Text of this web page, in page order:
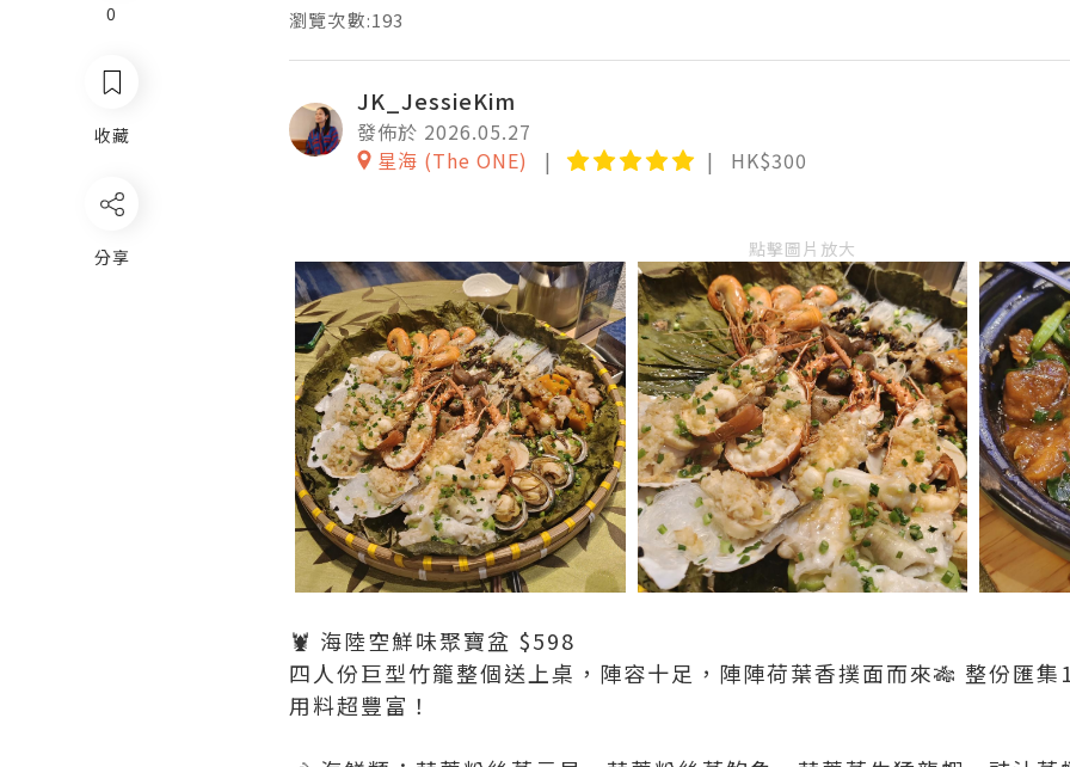
瀏覽次數:193
JK_JessieKim
發佈於 2026.05.27
星海 (The ONE)
HK$300
點擊圖片放大
🦞 海陸空鮮味聚寶盆 $598
四人份巨型竹籠整個送上桌，陣容十足，陣陣荷葉香撲面而來🎋 整份匯
用料超豐富！
0
收藏
分享